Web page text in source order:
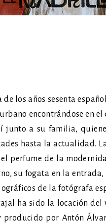
los años sesenta
encontrándose en el
junto a su familia,
hasta la actualidad. La
perfume de la
su fogata en la entrada,
de la fotógrafa
ha sido la locación
producido por Antón